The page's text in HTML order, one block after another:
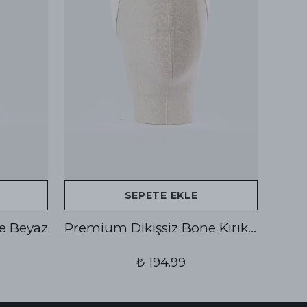
Beyaz
SEPETE EKLE
Premium Dikişsiz Bone Kırık Beyaz
₺ 194.99